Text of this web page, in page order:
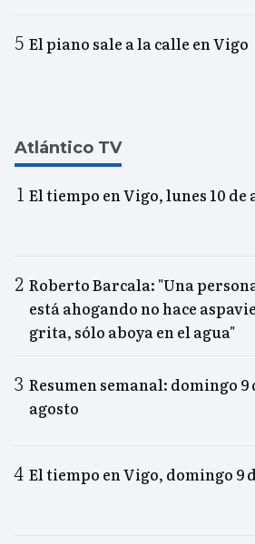
El piano sale a la calle en Vigo
Atlántico TV
El tiempo en Vigo, lunes 10 de
Roberto Barcala: "Una
está ahogando no hace
grita, sólo aboya en el agua"
Resumen semanal: domingo 9
agosto
El tiempo en Vigo, domingo 9